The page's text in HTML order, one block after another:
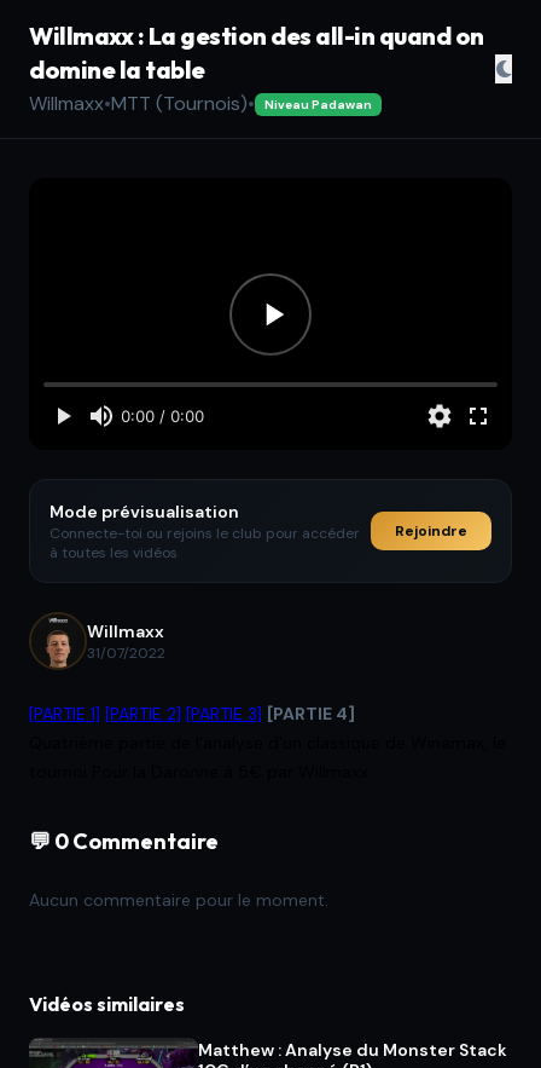
Willmaxx : La gestion des all-in quand on
domine la table
Willmaxx•MTT (Tournois)• Niveau Padawan
Mode prévisualisation
Connecte-toi ou rejoins le club pour accéder
à toutes les vidéos
Rejoindre
Willmaxx
31/07/2022
[PARTIE 1] [PARTIE 2] [PARTIE 3] [PARTIE 4]
💬 0 Commentaire
Aucun commentaire pour le moment.
Vidéos similaires
Matthew : Analyse du Monster Stack